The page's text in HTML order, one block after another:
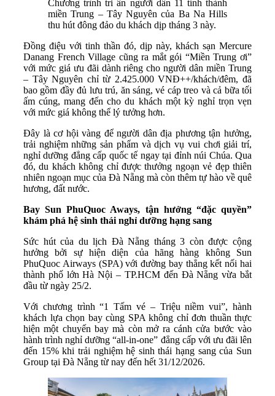
Chương trình tri ân người dân 11 tỉnh thành
miền Trung – Tây Nguyên của Ba Na Hills
thu hút đông đảo du khách dịp tháng 3 này.
Đồng điệu với tinh thần đó, dịp này, khách sạn Mercure
Danang French Village cũng ra mắt gói “Miền Trung ơi”
với mức giá ưu đãi dành riêng cho người dân miền Trung
– Tây Nguyên chỉ từ 2.425.000 VNĐ++/khách/đêm, đã
bao gồm đầy đủ lưu trú, ăn sáng, vé cáp treo và cả bữa tối
ấm cúng, mang đến cho du khách một kỳ nghỉ trọn vẹn
với mức giá không thể lý tưởng hơn.
Đây là cơ hội vàng để người dân địa phương tận hưởng,
trải nghiệm những sản phẩm và dịch vụ vui chơi giải trí,
nghỉ dưỡng đẳng cấp quốc tế ngay tại đỉnh núi Chúa. Qua
đó, du khách không chỉ được thưởng ngoạn vẻ đẹp thiên
nhiên ngoạn mục của Đà Nẵng mà còn thêm tự hào về quê
hương, đất nước.
Bay Sun PhuQuoc Aways, tận hưởng “đặc quyền”
khám phá hệ sinh thái nghỉ dưỡng hạng sang
Sức hút của du lịch Đà Nẵng tháng 3 còn được cộng
hưởng bởi sự hiện diện của hãng hàng không Sun
PhuQuoc Airways (SPA) với đường bay thẳng kết nối hai
thành phố lớn Hà Nội – TP.HCM đến Đà Nẵng vừa bắt
đầu từ ngày 25/2.
Với chương trình “1 Tấm vé – Triệu niềm vui”, hành
khách lựa chọn bay cùng SPA không chỉ đơn thuần thực
hiện một chuyến bay mà còn mở ra cánh cửa bước vào
hành trình nghỉ dưỡng “all-in-one” đẳng cấp với ưu đãi lên
đến 15% khi trải nghiệm hệ sinh thái hạng sang của Sun
Group tại Đà Nẵng từ nay đến hết 31/12/2026.